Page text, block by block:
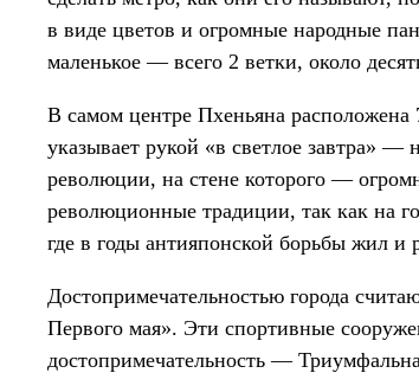
в виде цветов и огромные народные
маленькое — всего 2 ветки, около
В самом центре Пхеньяна
указывает рукой «в светлое завтра» —
революции, на стене которого —
революционные традиции, так как на
где в годы антияпонской борьбы жил
Достопримечательностью города
Первого мая». Эти спортивные
достопримечательность —